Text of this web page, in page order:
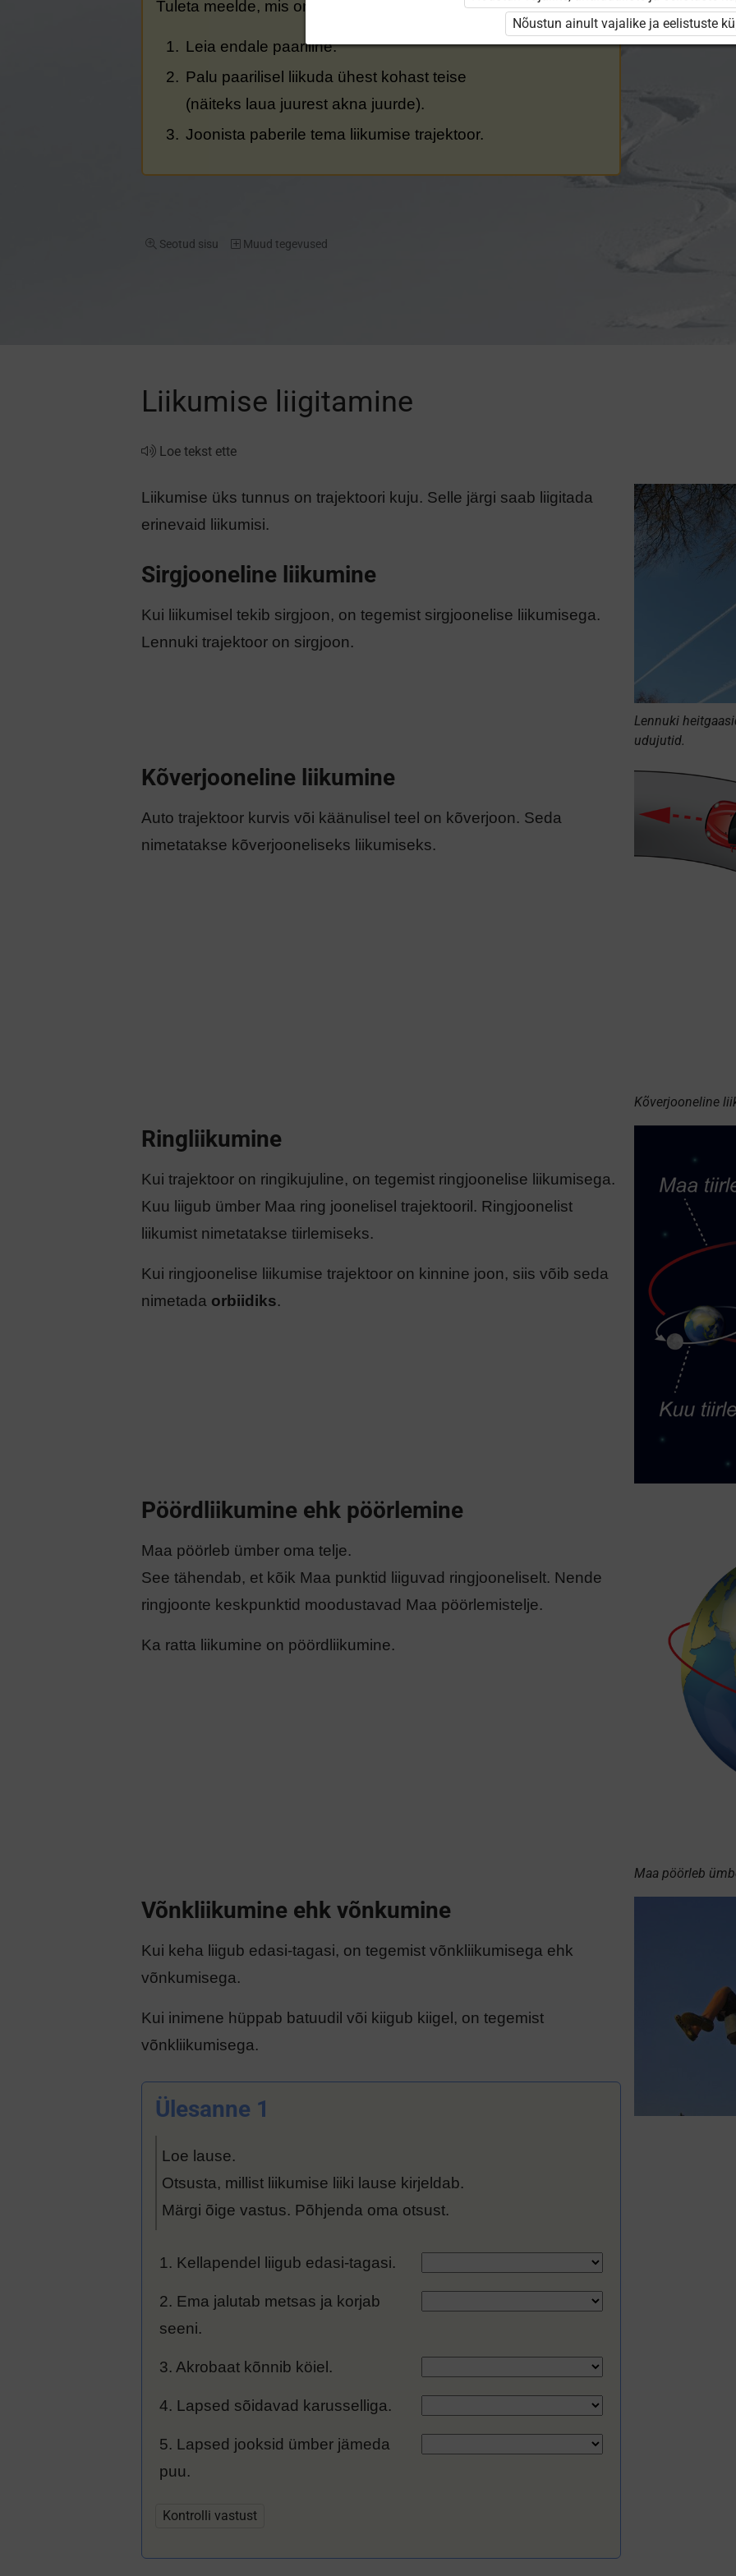
Tuleta meelde, mis on trajektoor.
Leia endale paariline.
​Palu paarilisel liikuda ühest kohast teise
​​(näiteks laua juurest akna juurde).
​Joonista paberile tema liikumise trajektoor.
Seotud sisu Muud tegevused
Liikumise liigitamine
Loe tekst ette
Liikumise üks tunnus on trajektoori kuju. Selle järgi saab liigitada
erinevaid liikumisi.
Lennuki
udujutid.
Sirgjooneline liikumine
Kui liikumisel tekib sirgjoon, on tegemist sirgjoonelise liikumisega.
​Lennuki trajektoor on sirgjoon.
Kõverjooneline
Kõverjooneline liikumine
Auto trajektoor kurvis või käänulisel teel on kõverjoon. Seda
nimetatakse kõverjooneliseks liikumiseks.
Ringliikumine
Kui trajektoor on ringikujuline, on tegemist ringjoonelise liikumisega.
​Kuu liigub ümber Maa ring joonelisel trajektooril. Ringjoonelist
liikumist nimetatakse tiirlemiseks.
Kui ringjoonelise liikumise trajektoor on kinnine joon, siis võib seda
nimetada orbiidiks.
Esita
Vaata animatsiooni Maa pöörlemisest.
Maa pöörleb
Pöördliikumine ehk pöörlemine
Maa pöörleb ümber oma telje.
​See tähendab, et kõik Maa punktid liiguvad ringjooneliselt. Nende
ringjoonte keskpunktid moodustavad Maa pöörlemistelje.
Ka ratta liikumine on pöördliikumine.
Võnkliikumine ehk võnkumine
Kui keha liigub edasi-tagasi, on tegemist võnkliikumisega ehk
võnkumisega.
Kui inimene hüppab batuudil või kiigub kiigel, on tegemist
võnkliikumisega.
Ülesanne 1
Loe lause.
Otsusta, millist liikumise liiki lause kirjeldab.
Märgi õige vastus. Põhjenda oma otsust.
1. Kellapendel liigub edasi-tagasi.
2. Ema jalutab metsas ja korjab
seeni.
3. Akrobaat kõnnib köiel.
4. Lapsed sõidavad karusselliga.
5. Lapsed jooksid ümber jämeda
puu.
Kontrolli vastust
Nõustun ainult vajalike ja eelistuste